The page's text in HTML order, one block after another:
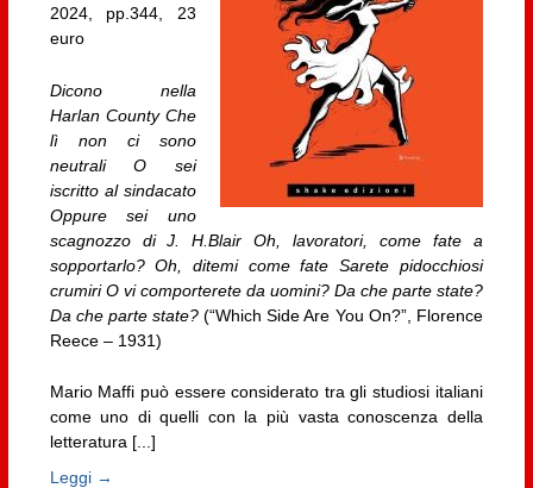
2024, pp.344, 23
euro
Dicono nella
Harlan County Che
lì non ci sono
neutrali O sei
iscritto al sindacato
Oppure sei uno
scagnozzo di J. H.Blair Oh, lavoratori, come fate a
sopportarlo? Oh, ditemi come fate Sarete pidocchiosi
crumiri O vi comporterete da uomini? Da che parte state?
Da che parte state? (“Which Side Are You On?”, Florence
Reece – 1931)
Mario Maffi può essere considerato tra gli studiosi italiani
come uno di quelli con la più vasta conoscenza della
letteratura [...]
Leggi →